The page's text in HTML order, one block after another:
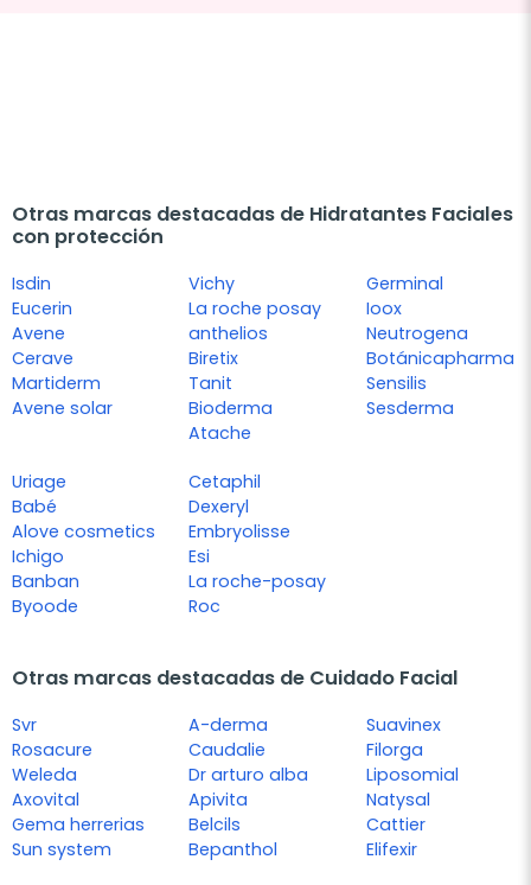
Otras marcas destacadas de Hidratantes Faciales
con protección
Isdin
Eucerin
Avene
Cerave
Martiderm
Avene solar
Vichy
La roche posay
anthelios
Biretix
Tanit
Bioderma
Atache
Germinal
Ioox
Neutrogena
Botánicapharma
Sensilis
Sesderma
Uriage
Babé
Alove cosmetics
Ichigo
Banban
Byoode
Cetaphil
Dexeryl
Embryolisse
Esi
La roche-posay
Roc
Otras marcas destacadas de Cuidado Facial
Svr
Rosacure
Weleda
Axovital
Gema herrerias
Sun system
A-derma
Caudalie
Dr arturo alba
Apivita
Belcils
Bepanthol
Suavinex
Filorga
Liposomial
Natysal
Cattier
Elifexir